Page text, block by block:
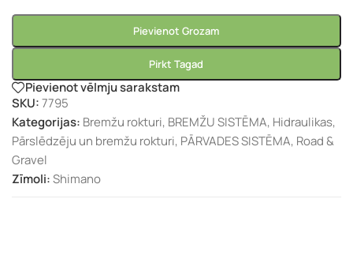
Pievienot Grozam
Pirkt Tagad
Pievienot vēlmju sarakstam
SKU:7795
Kategorijas: Bremžu rokturi, BREMŽU SISTĒMA, Hidraulikas,
Pārslēdzēju un bremžu rokturi, PĀRVADES SISTĒMA, Road &
Gravel
Zīmoli:Shimano